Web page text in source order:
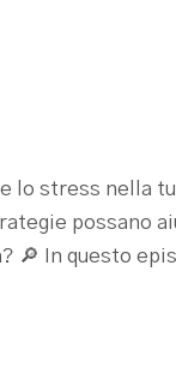
lo stress nella
possano
🔎 In questo